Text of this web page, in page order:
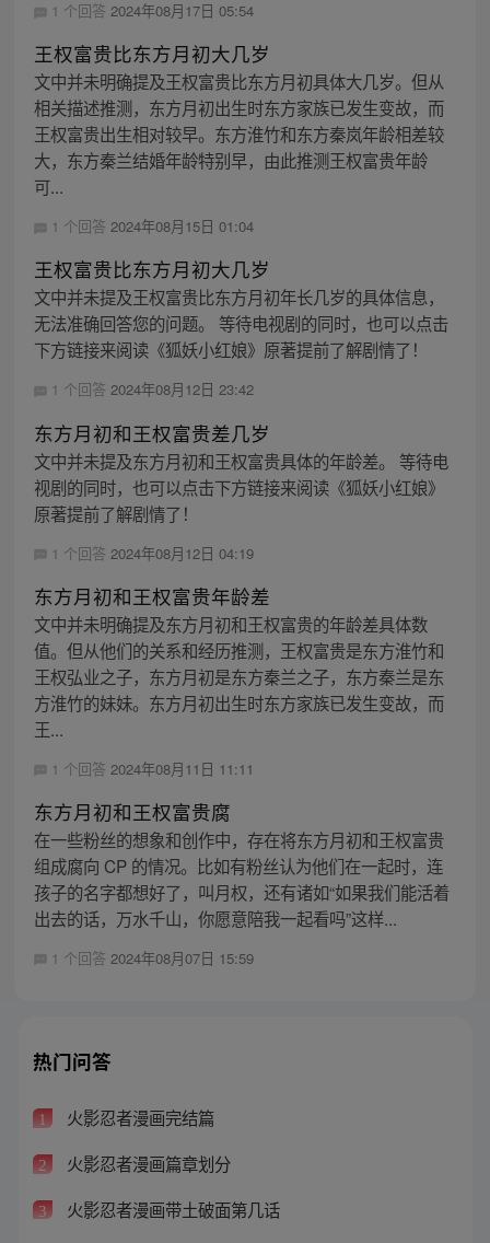
1 个回答 2024年08月17日 05:54
王权富贵比东方月初大几岁
文中并未明确提及王权富贵比东方月初具体大几岁。但从
相关描述推测，东方月初出生时东方家族已发生变故，而
王权富贵出生相对较早。东方淮竹和东方秦岚年龄相差较
大，东方秦兰结婚年龄特别早，由此推测王权富贵年龄
可...
1 个回答 2024年08月15日 01:04
王权富贵比东方月初大几岁
文中并未提及王权富贵比东方月初年长几岁的具体信息，
无法准确回答您的问题。 等待电视剧的同时，也可以点击
下方链接来阅读《狐妖小红娘》原著提前了解剧情了！
1 个回答 2024年08月12日 23:42
东方月初和王权富贵差几岁
文中并未提及东方月初和王权富贵具体的年龄差。 等待电
视剧的同时，也可以点击下方链接来阅读《狐妖小红娘》
原著提前了解剧情了！
1 个回答 2024年08月12日 04:19
东方月初和王权富贵年龄差
文中并未明确提及东方月初和王权富贵的年龄差具体数
值。但从他们的关系和经历推测，王权富贵是东方淮竹和
王权弘业之子，东方月初是东方秦兰之子，东方秦兰是东
方淮竹的妹妹。东方月初出生时东方家族已发生变故，而
王...
1 个回答 2024年08月11日 11:11
东方月初和王权富贵腐
在一些粉丝的想象和创作中，存在将东方月初和王权富贵
组成腐向 CP 的情况。比如有粉丝认为他们在一起时，连
孩子的名字都想好了，叫月权，还有诸如“如果我们能活着
出去的话，万水千山，你愿意陪我一起看吗”这样...
1 个回答 2024年08月07日 15:59
热门问答
1 火影忍者漫画完结篇
2 火影忍者漫画篇章划分
3 火影忍者漫画带土破面第几话